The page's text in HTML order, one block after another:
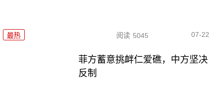
最热 阅读 5045 07-22
菲方蓄意挑衅仁爱礁，中方坚决
反制